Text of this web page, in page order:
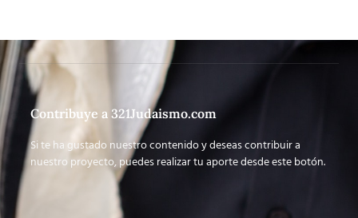
Contribuye a 321Judaismo.com
Si te ha gustado nuestro contenido y deseas contribuir a
nuestro proyecto, puedes realizar tu aporte desde este botón.